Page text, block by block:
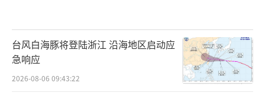
台风白海豚将登陆浙江 沿海地区启动应
急响应
2026-08-06 09:43:22